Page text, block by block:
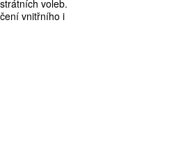
voleb.
vnitřního i